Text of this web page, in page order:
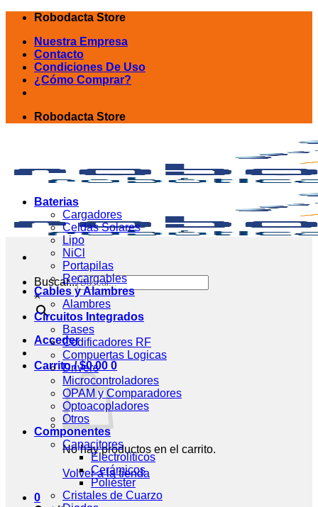
Skip
content
Robodacta Store
Nuestra Empresa
Contacto
Condiciones De Uso
¿Cómo Comprar?
Robodacta Store
Buscar...
×
Acceder
Carrito /$0.00 0
No hay productos en el carrito.
Volver a la tienda
0
Baterias
Cargadores
Celdas Solares
Lipo
NiCl
Portapilas
Recargables
Cables y Alambres
Alambres
Circuitos Integrados
Bases
Codificadores RF
Compuertas Logicas
Drivers
Microcontroladores
OPAM y Comparadores
Optoacopladores
Otros
Componentes
Capacitores
Electrolíticos
Cerámicos
Poliéster
Cristales de Cuarzo